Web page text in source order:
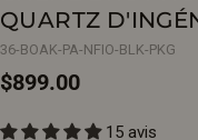
QUARTZ
36-BOAK-PA-NFIO-BLK-PKG
Prix
$899.00
15 avis